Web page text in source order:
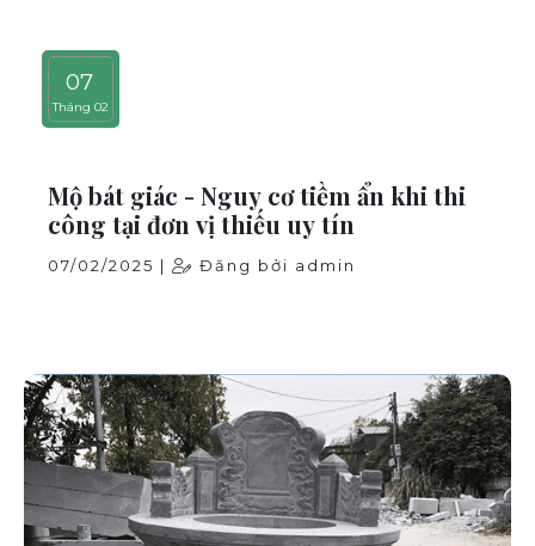
07
Tháng 02
Mộ bát giác - Nguy cơ tiềm ẩn khi thi
công tại đơn vị thiếu uy tín
07/02/2025 | Đăng bởi admin